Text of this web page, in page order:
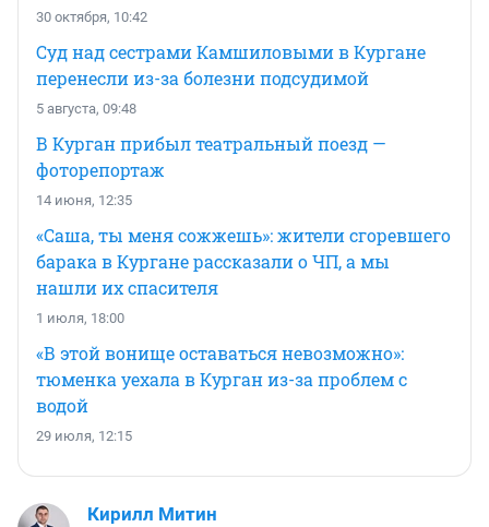
30 октября, 10:42
Суд над сестрами Камшиловыми в Кургане
перенесли из-за болезни подсудимой
5 августа, 09:48
В Курган прибыл театральный поезд —
фоторепортаж
14 июня, 12:35
«Саша, ты меня сожжешь»: жители сгоревшего
барака в Кургане рассказали о ЧП, а мы
нашли их спасителя
1 июля, 18:00
«В этой вонище оставаться невозможно»:
тюменка уехала в Курган из-за проблем с
водой
29 июля, 12:15
Кирилл Митин